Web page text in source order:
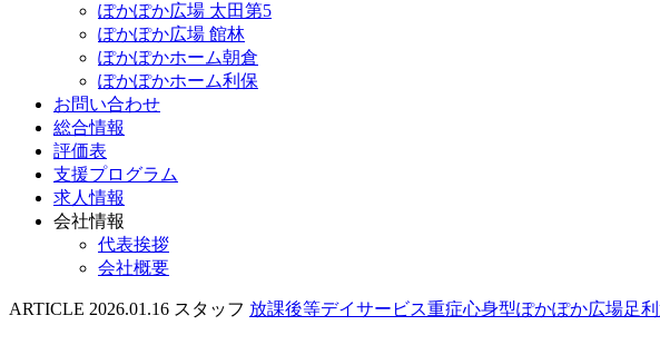
ぽかぽか広場 太田第5
ぽかぽか広場 館林
ぽかぽかホーム朝倉
ぽかぽかホーム利保
お問い合わせ
総合情報
評価表
支援プログラム
求人情報
会社情報
代表挨拶
会社概要
ARTICLE 2026.01.16 スタッフ 放課後等デイサービス重症心身型ぽかぽか広場足